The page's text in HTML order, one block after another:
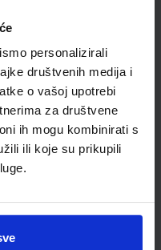
personalizirali
društvenih medija i
o vašoj upotrebi
za društvene
ih mogu kombinirati s
ili koje su prikupili
za 7. razred osnovne
broj ministarstva:7305-